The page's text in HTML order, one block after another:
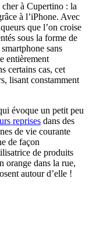
à Cupertino : la
à l’iPhone. Avec
que l’on croise
sous la forme de
sans
entièrement
certains cas, cet
lisant constamment
évoque un petit peu
reprises dans des
de vie courante
de façon
de produits
orange dans la rue,
autour d’elle !